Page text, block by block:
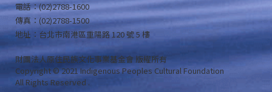
電話：(02)2788-1600
傳真：(02)2788-1500
地址：台北市南港區重陽路 120 號 5 樓
財團法人原住民族文化事業基金會 版權所有
Copyright © 2021 Indigenous Peoples Cultural Foundation
All Rights Reserved .